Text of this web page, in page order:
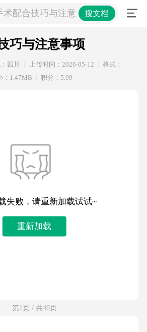
术配合技巧与注意事项搜文档
巧与注意事项
四川 上传时间：2026-05-12
格式：
：1.47MB 积分：5.99
失败，请重新加载试试~
重新加载
第1页 / 共40页